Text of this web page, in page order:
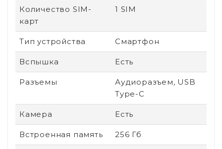
Количество SIM-
карт
1 SIM
Тип устройства Смартфон
Вспышка Есть
Разъемы
Аудиоразъем, USB
Type-C
Камера Есть
Встроенная память 256 Гб